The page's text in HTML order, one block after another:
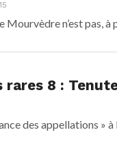
n’est pas,
rares 8 :
des appellations »